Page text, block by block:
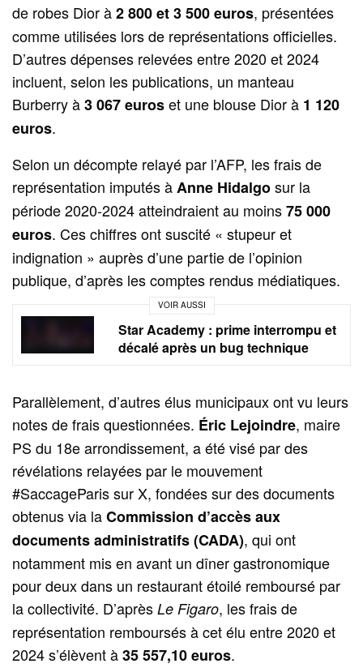
de robes Dior à2 800 et 3 500 euros, présentées
comme utilisées lors de représentations officielles.
D’autres dépenses relevées entre 2020 et 2024
incluent, selon les publications, un manteau
Burberry à3 067 euroset une blouse Dior à 1 120
euros.
Selon un décompte relayé par l’AFP, les frais de
représentation imputés àAnne Hidalgosur la
période 2020-2024 atteindraient au moins75 000
euros. Ces chiffres ont suscité « stupeur et
indignation » auprès d’une partie de l’opinion
publique, d’après les comptes rendus médiatiques.
VOIR AUSSI
Star Academy : prime interrompu et
décalé après un bug technique
Parallèlement, d’autres élus municipaux ont vu leurs
notes de frais questionnées. Éric Lejoindre, maire
PS du 18e arrondissement, a été visé par des
révélations relayées par le mouvement
#SaccageParis sur X, fondées sur des documents
obtenus via laCommission d’accès aux
documents administratifs (CADA), qui ont
notamment mis en avant un dîner gastronomique
pour deux dans un restaurant étoilé remboursé par
la collectivité. D’aprèsLe Figaro, les frais de
représentation remboursés à cet élu entre 2020 et
2024 s’élèvent à35 557,10 euros.